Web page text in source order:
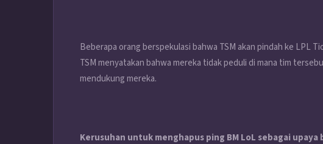
Beberapa orang berspekulasi bahwa TSM akan pindah ke LPL
TSM menyatakan bahwa mereka tidak peduli di mana tim
mendukung mereka.
Kerusuhan untuk menghapus ping BM LoL sebagai